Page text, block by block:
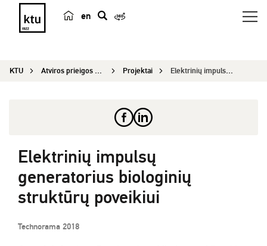
en
e
KTU Atviros prieigos centras Projektai Elektrinių impulsų generatorius biologinių struk...
Elektrinių impulsų
generatorius biologinių
struktūrų poveikiui
Technorama 2018